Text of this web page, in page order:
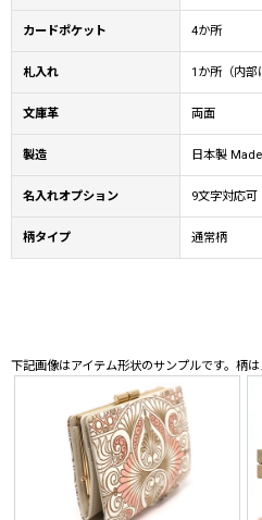
カードポケット 4か所
札入れ 1か所（内部
文庫革 両面
製造 日本製
名入れオプション 9文字対応可
柄タイプ 通常柄
下記画像はアイテム形状のサンプルです。柄